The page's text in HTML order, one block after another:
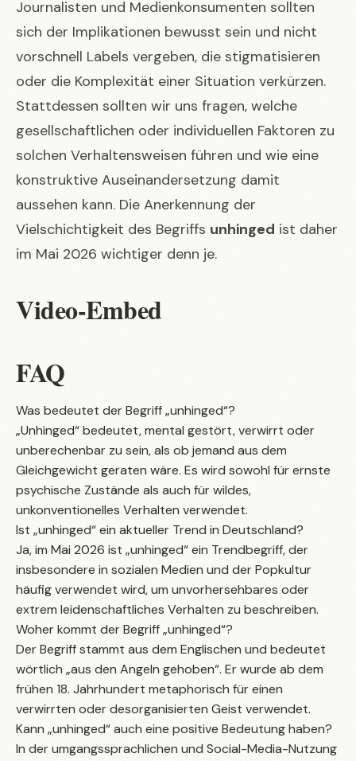
Journalisten und Medienkonsumenten sollten
sich der Implikationen bewusst sein und nicht
vorschnell Labels vergeben, die stigmatisieren
oder die Komplexität einer Situation verkürzen.
Stattdessen sollten wir uns fragen, welche
gesellschaftlichen oder individuellen Faktoren zu
solchen Verhaltensweisen führen und wie eine
konstruktive Auseinandersetzung damit
aussehen kann. Die Anerkennung der
Vielschichtigkeit des Begriffs unhinged ist daher
im Mai 2026 wichtiger denn je.
Video-Embed
FAQ
Was bedeutet der Begriff „unhinged“?
„Unhinged“ bedeutet, mental gestört, verwirrt oder
unberechenbar zu sein, als ob jemand aus dem
Gleichgewicht geraten wäre. Es wird sowohl für ernste
psychische Zustände als auch für wildes,
unkonventionelles Verhalten verwendet.
Ist „unhinged“ ein aktueller Trend in Deutschland?
Ja, im Mai 2026 ist „unhinged“ ein Trendbegriff, der
insbesondere in sozialen Medien und der Popkultur
häufig verwendet wird, um unvorhersehbares oder
extrem leidenschaftliches Verhalten zu beschreiben.
Woher kommt der Begriff „unhinged“?
Der Begriff stammt aus dem Englischen und bedeutet
wörtlich „aus den Angeln gehoben“. Er wurde ab dem
frühen 18. Jahrhundert metaphorisch für einen
verwirrten oder desorganisierten Geist verwendet.
Kann „unhinged“ auch eine positive Bedeutung haben?
In der umgangssprachlichen und Social-Media-Nutzung